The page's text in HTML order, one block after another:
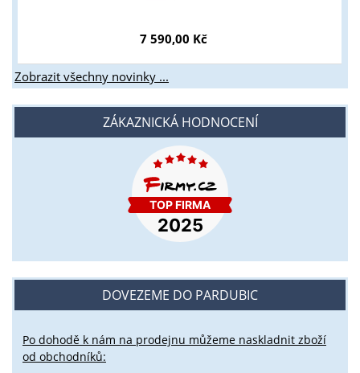
7 590,00 Kč
Zobrazit všechny novinky ...
ZÁKAZNICKÁ HODNOCENÍ
DOVEZEME DO PARDUBIC
Po dohodě k nám na prodejnu můžeme naskladnit zboží
od obchodníků: